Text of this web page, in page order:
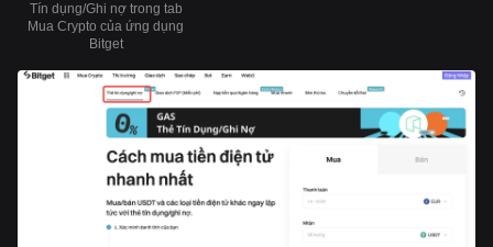
Tín dụng/Ghi nợ trong tab
Mua Crypto của ứng dụng
Bitget